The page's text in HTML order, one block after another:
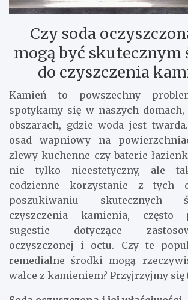
Czy soda
mogą być skutecznym
do czyszczenia
Kamień to powszechny
spotykamy się w naszych
obszarach, gdzie woda jest
osad wapniowy na
zlewy kuchenne czy baterie
nie tylko nieestetyczny, ale
codzienne korzystanie z tych
poszukiwaniu skutecznych
czyszczenia kamienia, często
sugestie dotyczące
oczyszczonej i octu. Czy te
remedialne środki mogą
walce z kamieniem? Przyjrzyjmy się